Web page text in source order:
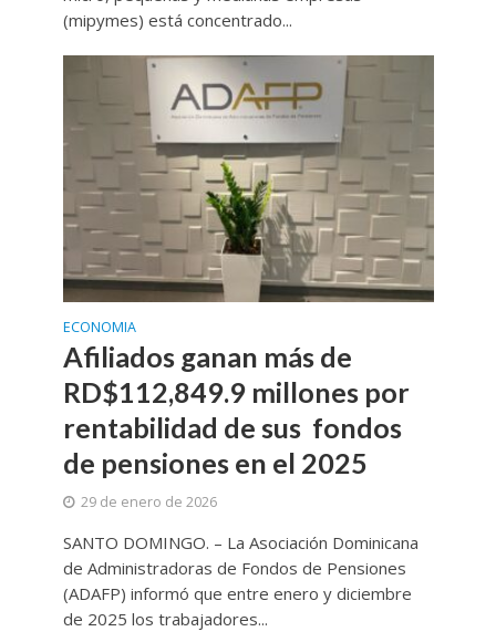
(mipymes) está concentrado...
ECONOMIA
Afiliados ganan más de
RD$112,849.9 millones por
rentabilidad de sus fondos
de pensiones en el 2025
29 de enero de 2026
SANTO DOMINGO. – La Asociación Dominicana
de Administradoras de Fondos de Pensiones
(ADAFP) informó que entre enero y diciembre
de 2025 los trabajadores...